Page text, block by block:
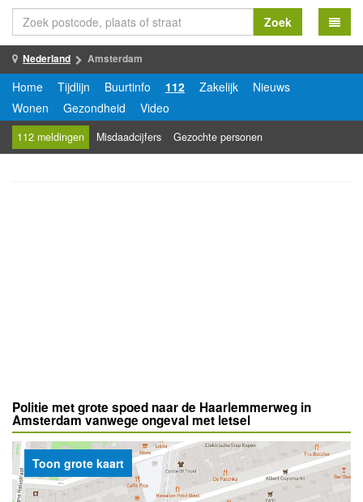
Zoek
Nederland Amsterdam
Home Tijdlijn Buurtinfo 112 Zakelijk
Nieuws
Wonen
Gezondheid Video
112 meldingen Misdaadcijfers Gezochte personen
Politie met grote spoed naar de Haarlemmerweg in
Amsterdam vanwege ongeval met letsel
Toon grote kaart